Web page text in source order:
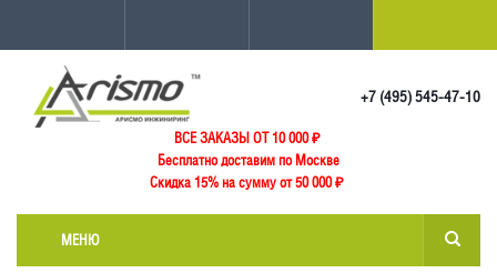
+7 (495) 545-47-10
ВСЕ ЗАКАЗЫ ОТ 10 000₽
Бесплатно доставим по Москве
Скидка 15% на сумму от 50 000 ₽
МЕНЮ